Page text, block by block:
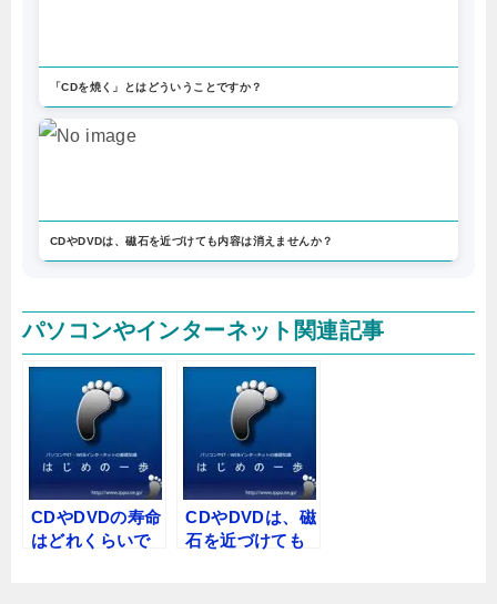
「CDを焼く」とはどういうことですか？
CDやDVDは、磁石を近づけても内容は消えませんか？
パソコンやインターネット関連記事
CDやDVDの寿命
はどれくらいで
CDやDVDは、磁
石を近づけても